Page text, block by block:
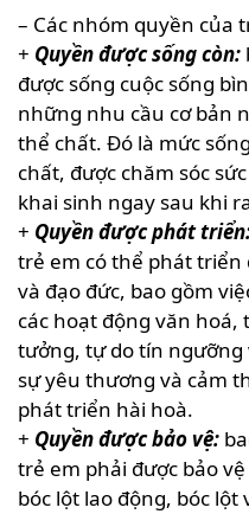
– Các nhóm quyền của
+ Quyền được sống còn:
được sống cuộc sống
những nhu cầu cơ bản
thể chất. Đó là mức
chất, được chăm sóc
khai sinh ngay sau khi
+ Quyền được phát
trẻ em có thể phát
và đạo đức, bao gồm
các hoạt động văn
tưởng, tự do tín ngưỡng
sự yêu thương và cảm
phát triển hài hoà.
+ Quyền được bảo vệ:
trẻ em phải được bảo
bóc lột lao động, bóc